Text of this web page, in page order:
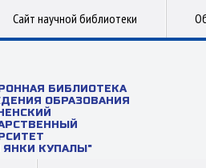
Сайт научной библиотеки
БИБЛИОТЕКА
ОБРАЗОВАНИЯ
ЯНКИ КУПАЛЫ"